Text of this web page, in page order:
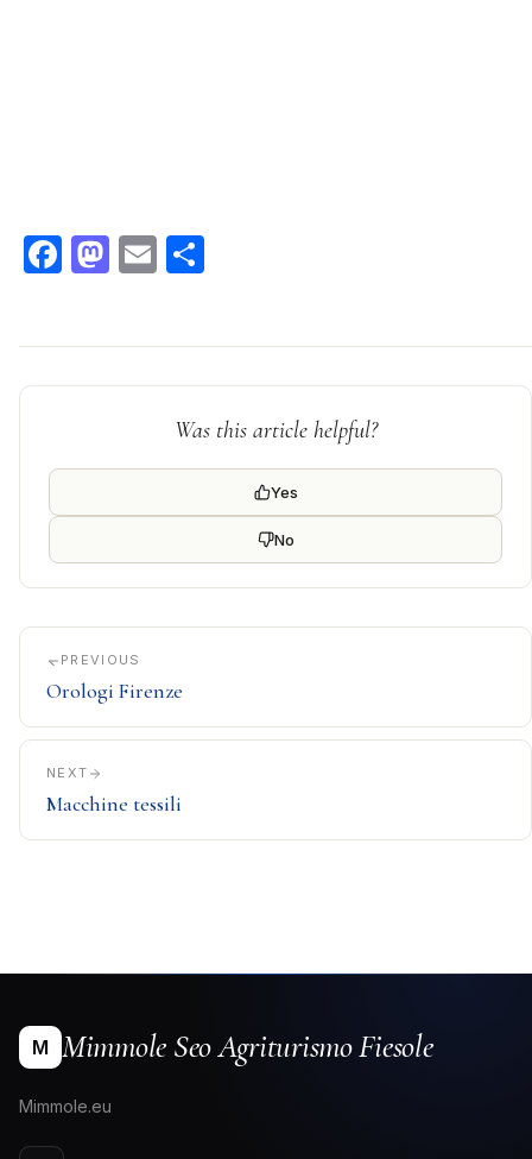
Facebook
Mastodon
Email
Was this article helpful?
Yes
No
PREVIOUS
Orologi Firenze
NEXT
Macchine tessili
M Mimmole Seo Agriturismo Fiesole
Mimmole.eu